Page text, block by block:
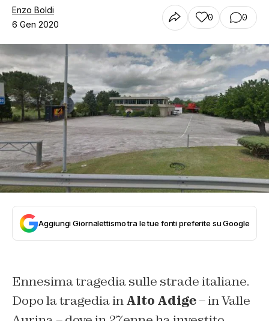
Chi siamo
Contatti
Enzo Boldi
6 Gen 2020
0 0
Aggiungi Giornalettismo tra le tue fonti preferite su Google
Ennesima tragedia sulle strade italiane.
Dopo la tragedia inAlto Adige– in Valle